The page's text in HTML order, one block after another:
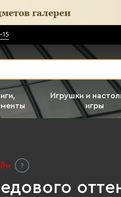
Игрушки и
игры